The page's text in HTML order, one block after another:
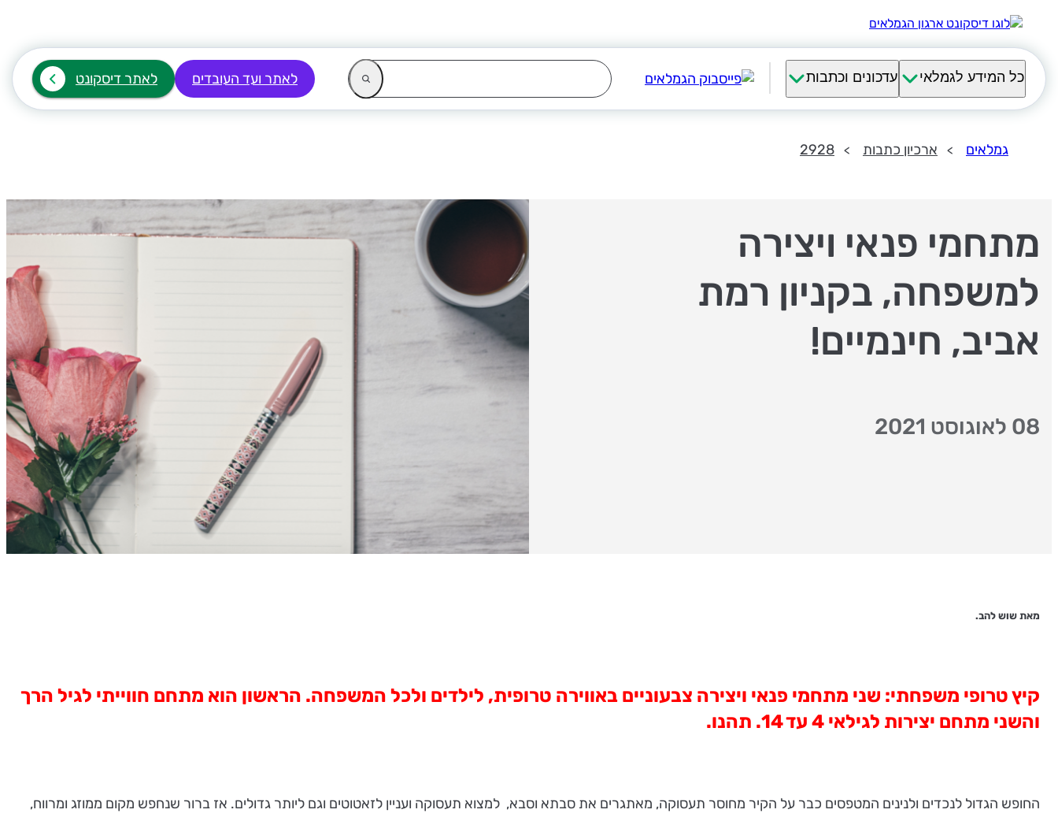
כל המידע לגמלאי עדכונים וכתבות לאתר ועד העובדים לאתר דיסקונט
גמלאים ארכיון כתבות 2928
מתחמי פנאי ויצירה
למשפחה, בקניון רמת
אביב, חינמיים!
08 לאוגוסט 2021
מאת שוש להב.
קיץ טרופי משפחתי: שני מתחמי פנאי ויצירה צבעוניים באווירה טרופית, לילדים ולכל המשפחה. הראשון הוא מתחם חווייתי לגיל הרך
והשני מתחם יצירות לגילאי 4 עד 14. תהנו.
החופש הגדול לנכדים ולנינים המטפסים כבר על הקיר מחוסר תעסוקה, מאתגרים את סבתא וסבא, למצוא תעסוקה ועניין לזאטוטים וגם ליותר גדולים. אז ברור שנחפש מקום ממוזג ומרווח,